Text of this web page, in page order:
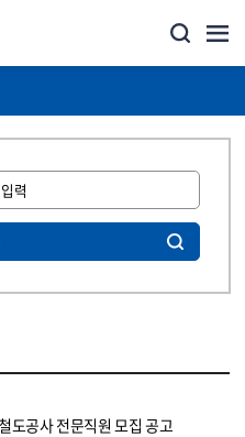
도공사 전문직원 모집 공고